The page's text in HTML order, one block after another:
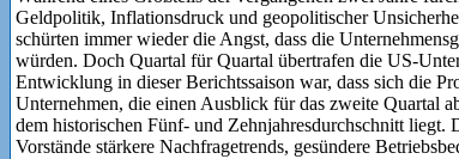
Geldpolitik, Inflationsdruck und geopolitischer
schürten immer wieder die Angst, dass die
würden. Doch Quartal für Quartal übertrafen die US-
Entwicklung in dieser Berichtssaison war, dass sich die
Unternehmen, die einen Ausblick für das zweite Quartal
dem historischen Fünf- und Zehnjahresdurchschnitt liegt.
Vorstände stärkere Nachfragetrends, gesündere